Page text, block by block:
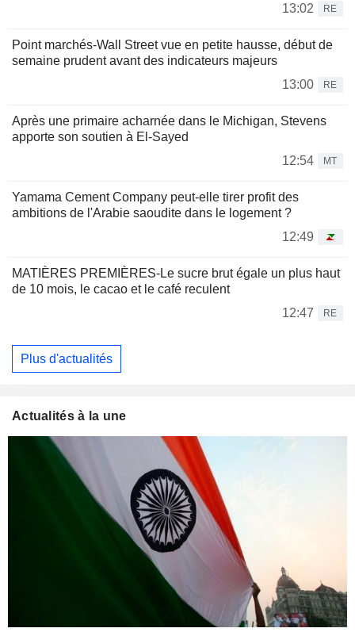
13:02
RE
Point marchés-Wall Street vue en petite hausse, début de
semaine prudent avant des indicateurs majeurs
13:00
RE
Après une primaire acharnée dans le Michigan, Stevens
apporte son soutien à El-Sayed
12:54
MT
Yamama Cement Company peut-elle tirer profit des
ambitions de l'Arabie saoudite dans le logement ?
12:49
MATIÈRES PREMIÈRES-Le sucre brut égale un plus haut
de 10 mois, le cacao et le café reculent
12:47
RE
Plus d'actualités
Actualités à la une